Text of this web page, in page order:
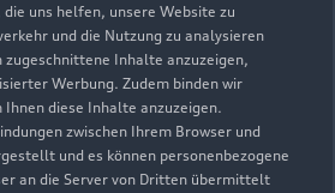
uns helfen, unsere Website zu
und die Nutzung zu analysieren
Inhalte anzuzeigen,
Werbung. Zudem binden wir
diese Inhalte anzuzeigen.
zwischen Ihrem Browser und
und es können personenbezogene
an die Server von Dritten übermittelt
32